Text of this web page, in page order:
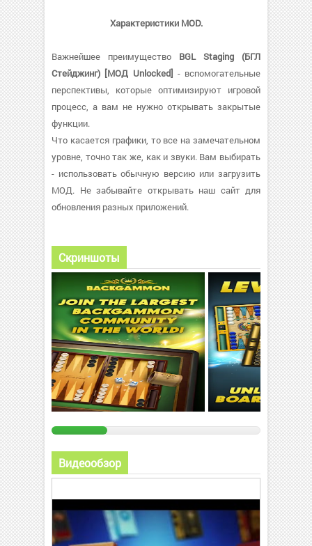
Характеристики MOD.
Важнейшее преимущество BGL Staging (БГЛ
Стейджинг) [МОД Unlocked] - вспомогательные
перспективы, которые оптимизируют игровой
процесс, а вам не нужно открывать закрытые
функции.
Что касается графики, то все на замечательном
уровне, точно так же, как и звуки. Вам выбирать
- использовать обычную версию или загрузить
МОД. Не забывайте открывать наш сайт для
обновления разных приложений.
Скриншоты
Видеообзор